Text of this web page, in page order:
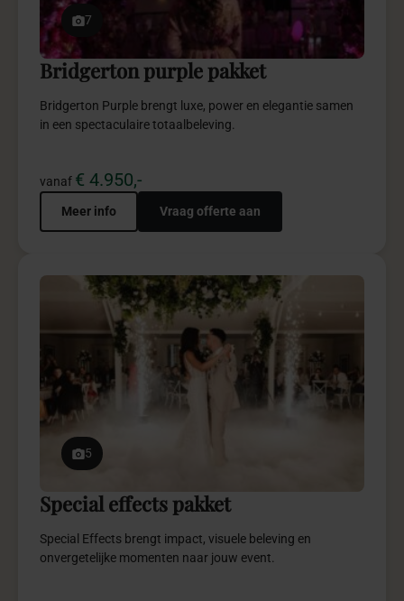
7
Bridgerton purple pakket
Bridgerton Purple brengt luxe, power en elegantie samen
in een spectaculaire totaalbeleving.
vanaf € 4.950,-
Meer info Vraag offerte aan
5
Special effects pakket
Special Effects brengt impact, visuele beleving en
onvergetelijke momenten naar jouw event.